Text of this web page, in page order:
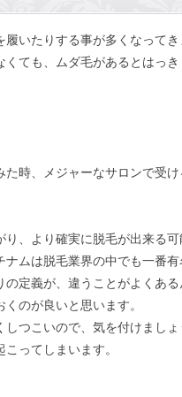
いたりする事が多くなってき
ても、ムダ毛があるとはっ
時、メジャーなサロンで受
、より確実に脱毛が出来る可
ムは脱毛業界の中でも一番
定義が、違うことがよくあ
のが良いと思います。
つこいので、気を付けまし
ってしまいます。